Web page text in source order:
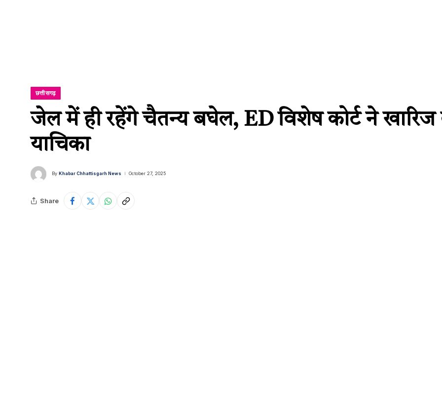
छत्तीसगढ़
जेल में ही रहेंगे चैतन्य बघेल, ED विशेष कोर्ट ने
याचिका
By Khabar Chhattisgarh News October 27, 2025
Share